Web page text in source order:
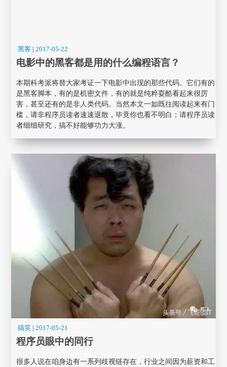
黑客 |2017-05-22
电影中的黑客都是用的什么编程语言？
本期科考派将替大家考证一下电影中出现的那些代码。它们有的
是黑客脚本，有的是机密文件，有的就是纯粹耍酷看起来很厉
害，甚至还有的是非人类代码。当然本文一如既往阅读起来有门
槛，请非程序员读者速速退散，毕竟你也看不明白；请程序员读
者细细研究，搞不好能够功力大涨。
搞笑 |2017-05-21
程序员眼中的同行
很多人说在咱身边有一系列歧视链存在，行业之间因为薪资和工